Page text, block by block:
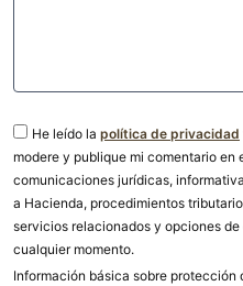
He leído la política de privacidad
modere y publique mi comentario en
comunicaciones jurídicas,
a Hacienda, procedimientos
servicios relacionados y opciones
cualquier momento.
Información básica sobre protección